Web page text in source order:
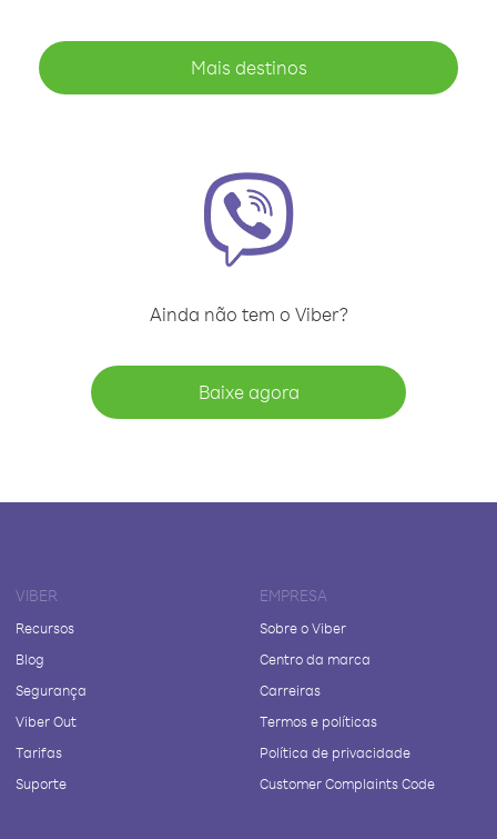
Mais destinos
Ainda não tem o Viber?
Baixe agora
VIBER
Recursos
Blog
Segurança
Viber Out
Tarifas
Suporte
EMPRESA
Sobre o Viber
Centro da marca
Carreiras
Termos e políticas
Política de privacidade
Customer Complaints Code